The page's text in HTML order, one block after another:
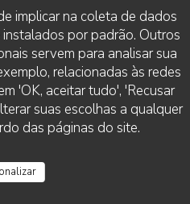
implicar na coleta de dados
por padrão. Outros
servem para analisar sua
relacionadas às redes
'OK, aceitar tudo', 'Recusar
suas escolhas a qualquer
das páginas do site.
quality_price:5/5